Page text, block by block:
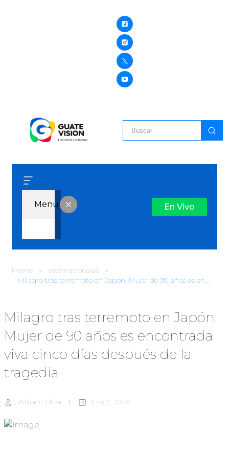
Menu En Vivo
Home
Internacionales
Milagro tras terremoto en Japón: Mujer de 90 años es encontrada viva cinco días después de la tragedia
Milagro tras terremoto en Japón:
Mujer de 90 años es encontrada
viva cinco días después de la
tragedia
William Oliva Ene 7, 2024